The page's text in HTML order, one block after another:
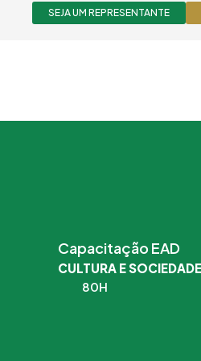
SEJA UM REPRESENTANTE
Capacitação EAD
CULTURA E SOCIEDADE
80H